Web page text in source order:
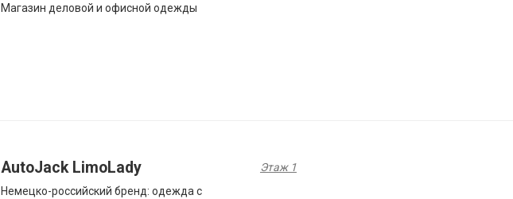
Магазин деловой и офисной одежды
AutoJack LimoLady
Немецко-­российский бренд: одежда с
Этаж 1